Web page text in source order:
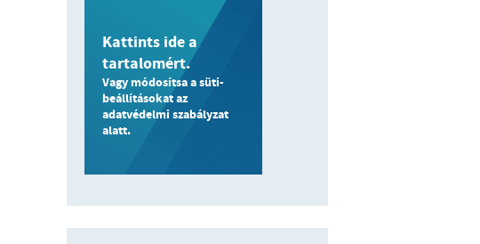
Kattints ide a
tartalomért.
Vagy módosítsa a süti-
beállításokat az
adatvédelmi szabályzat
alatt.